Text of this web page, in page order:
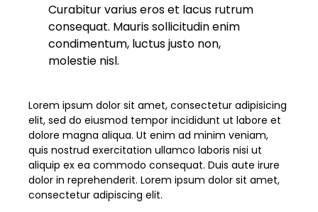
Curabitur varius eros et lacus rutrum
consequat. Mauris sollicitudin enim
condimentum, luctus justo non,
molestie nisl.
Lorem ipsum dolor sit amet, consectetur adipisicing
elit, sed do eiusmod tempor incididunt ut labore et
dolore magna aliqua. Ut enim ad minim veniam,
quis nostrud exercitation ullamco laboris nisi ut
aliquip ex ea commodo consequat. Duis aute irure
dolor in reprehenderit. Lorem ipsum dolor sit amet,
consectetur adipiscing elit.